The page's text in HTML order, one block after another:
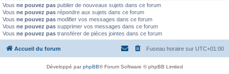
Vous ne pouvez pas publier de nouveaux sujets dans ce forum
Vous ne pouvez pas répondre aux sujets dans ce forum
Vous ne pouvez pas modifier vos messages dans ce forum
Vous ne pouvez pas supprimer vos messages dans ce forum
Vous ne pouvez pas transférer de pièces jointes dans ce forum
Accueil du forum Fuseau horaire sur UTC+01:00
Développé parphpBB® Forum Software © phpBB Limited